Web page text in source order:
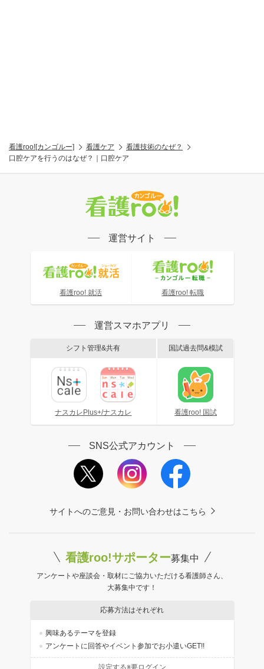
看護roo![カンゴルー] 看護ケア
看護技術のなぜ？
口腔ケアを行うのはなぜ？｜口腔ケア
運営サイト
看護roo! 就活 看護roo! 転職
運営スマホアプリ
シフト管理&共有
ナスカレPlus+/ナスカレ
国試過去問&模試
看護roo! 国試
SNS公式アカウント
サイトへのご意見・お問い合わせはこちら
看護roo!サポーター募集中
アンケートや座談会・取材にご協力いただける看護師さん、
大募集中です！
応募方法はそれぞれ
興味あるテーマを登録
アンケートに回答やイベント参加でお小遣いGET!!
設定する※要ログイン